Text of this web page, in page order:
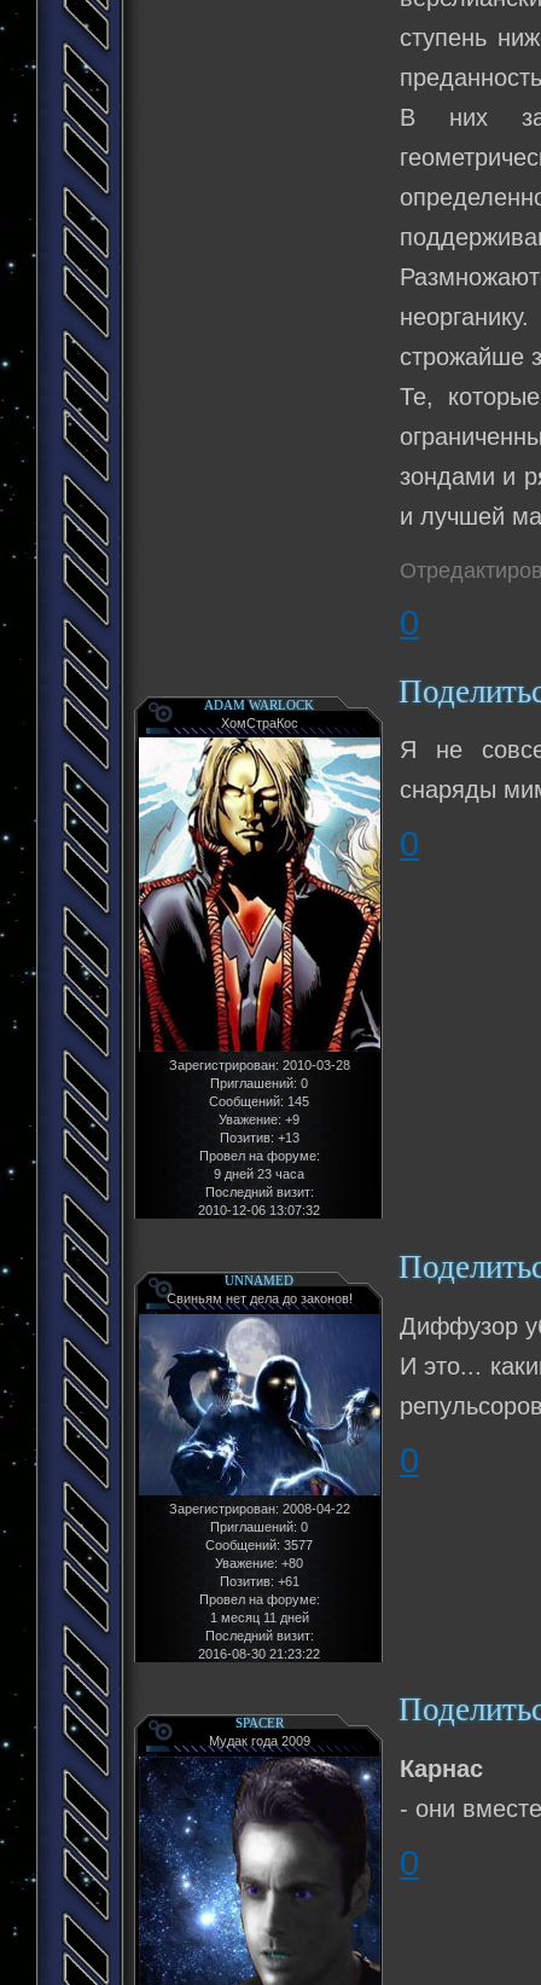
ступень
В них
строжайше
Те,
зондами и
и лучшей
0
ADAM WARLOCK
ХомСтраКос
Зарегистрирован: 2010-03-28
Приглашений: 0
Сообщений: 145
Уважение: +9
Позитив: +13
Провел на форуме:
9 дней 23 часа
Последний визит:
2010-12-06 13:07:32
Я не
снаряды
0
UNNAMED
Свиньям нет дела до законов!
Зарегистрирован: 2008-04-22
Приглашений: 0
Сообщений: 3577
Уважение: +80
Позитив: +61
Провел на форуме:
1 месяц 11 дней
Последний визит:
2016-08-30 21:23:22
Диффузор
И это...
0
SPACER
Мудак года 2009
Карнас
- они
0